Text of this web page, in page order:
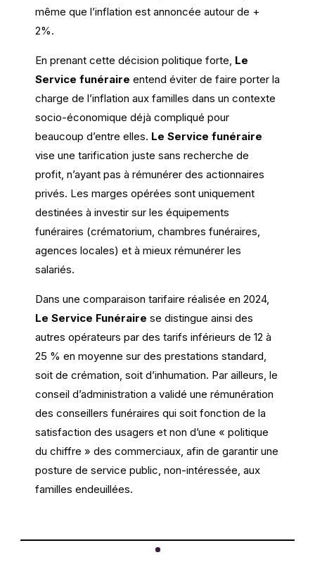
même que l’inflation est annoncée autour de +
2%.
En prenant cette décision politique forte, Le
Service funéraire entend éviter de faire porter la
charge de l’inflation aux familles dans un contexte
socio-économique déjà compliqué pour
beaucoup d’entre elles. Le Service funéraire
vise une tarification juste sans recherche de
profit, n’ayant pas à rémunérer des actionnaires
privés. Les marges opérées sont uniquement
destinées à investir sur les équipements
funéraires (crématorium, chambres funéraires,
agences locales) et à mieux rémunérer les
salariés.
Dans une comparaison tarifaire réalisée en 2024,
Le Service Funéraire se distingue ainsi des
autres opérateurs par des tarifs inférieurs de 12 à
25 % en moyenne sur des prestations standard,
soit de crémation, soit d’inhumation. Par ailleurs, le
conseil d’administration a validé une rémunération
des conseillers funéraires qui soit fonction de la
satisfaction des usagers et non d’une « politique
du chiffre » des commerciaux, afin de garantir une
posture de service public, non-intéressée, aux
familles endeuillées.